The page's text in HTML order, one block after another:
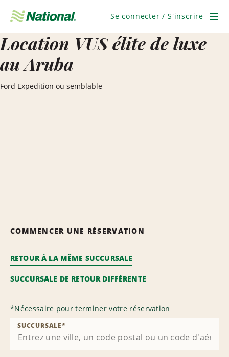
navigation
Se connecter / S'inscrire
Location VUS élite de luxe
au Aruba
Ford Expedition ou semblable
COMMENCER UNE RÉSERVATION
RETOUR À LA MÊME SUCCURSALE
SUCCURSALE DE RETOUR DIFFÉRENTE
*Nécessaire pour terminer votre réservation
SUCCURSALE*